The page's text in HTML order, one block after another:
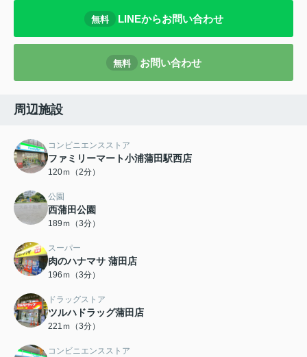
無料 LINEからお問い合わせ
無料 お問い合わせ
周辺施設
コンビニエンスストア
ファミリーマート小浦蒲田駅西店
120ｍ（2分）
公園
西蒲田公園
189ｍ（3分）
スーパー
肉のハナマサ 蒲田店
196ｍ（3分）
ドラッグストア
ツルハドラッグ蒲田店
221ｍ（3分）
コンビニエンスストア